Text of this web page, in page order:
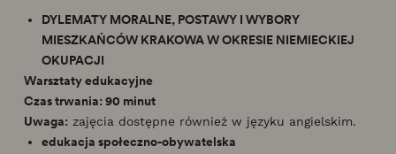
DYLEMATY MORALNE, POSTAWY I WYBORY
MIESZKAŃCÓW KRAKOWA W OKRESIE NIEMIECKIEJ
OKUPACJI
Warsztaty edukacyjne
Czas trwania: 90 minut
Uwaga: zajęcia dostępne również w języku angielskim.
edukacja społeczno-obywatelska